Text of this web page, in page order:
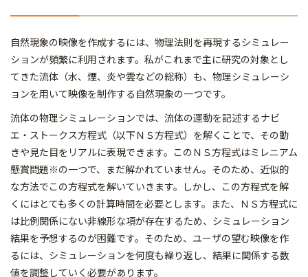
自然現象の映像を作成するには、物理法則を再現するシミュレー
ションが頻繁に利用されます。私がこれまで主に研究の対象とし
てきた流体（水、煙、炎や雲などの総称）も、物理シミュレーシ
ョンを用いて映像を制作する自然現象の一つです。
流体の物理シミュレーションでは、流体の運動を記述するナビ
エ・ストークス方程式（以下ＮＳ方程式）を解くことで、その動
きや見た目をリアルに表現できます。このＮＳ方程式はミレニアム
懸賞問題※の一つで、まだ解かれていません。そのため、近似的
な方法でこの方程式を解いていきます。しかし、この方程式を解
くにはとても多くの計算時間を必要とします。また、ＮＳ方程式に
は比例関係にない非線形な項が存在するため、シミュレーション
結果を予想するのが困難です。そのため、ユーザの望む映像を作
るには、シミュレーションを何度も繰り返し、結果に関係する数
値を調整していく必要があります。